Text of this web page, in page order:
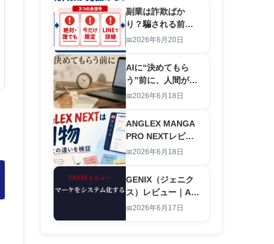
仕組み
副業は詐欺ばか
り？騙される前に
｜怪しい案件を”登
ェックリスト
【2026】
2026年6月20日
AIに“決めてもら
う”前に、人間が決
めること｜お金と
2026年6月18日
ANGLEX MANGA
PRO NEXTレビュ
ー｜旧版との違い
2026年6月18日
GENIX（ジェニク
ス）レビュー｜AI
でアダルトマーケ
2026年6月17日